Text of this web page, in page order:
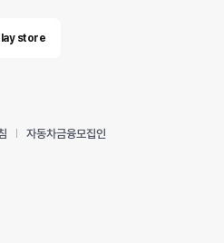
store
자동차금융모집인